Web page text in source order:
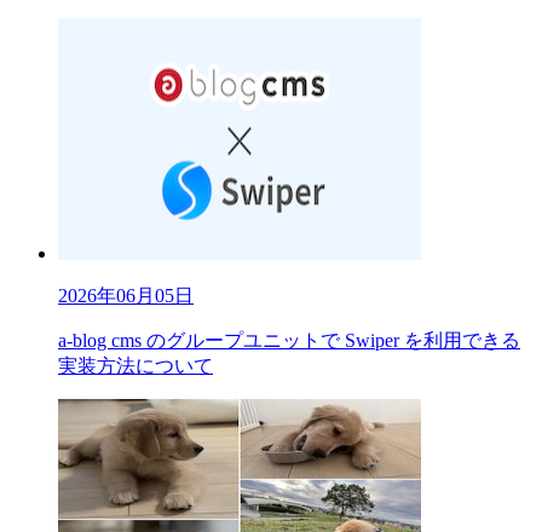
2026年06月05日
a-blog cms のグループユニットで Swiper を利用できる
実装方法について